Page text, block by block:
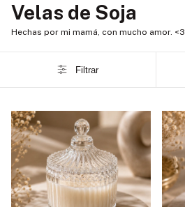
Velas de Soja
Hechas por mi mamá, con mucho amor. <3
Filtrar